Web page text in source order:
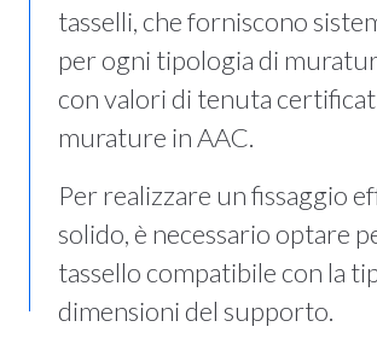
tasselli, che forniscono
per ogni tipologia di
con valori di tenuta
murature in AAC.
Per realizzare un fissaggio
solido, è necessario optare
tassello compatibile con la
dimensioni del supporto.